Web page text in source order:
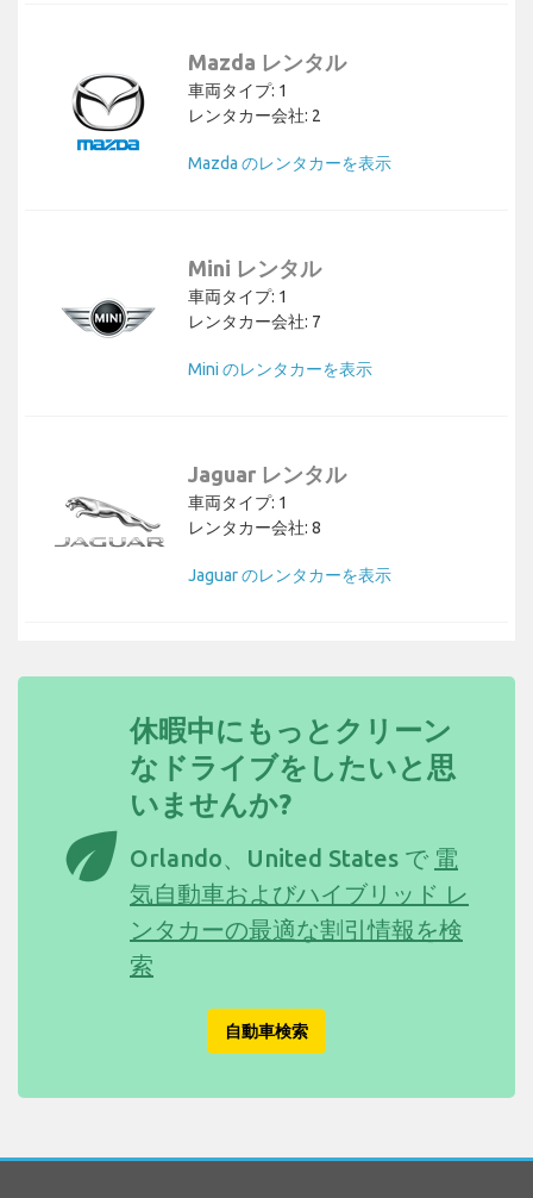
Mazda レンタル
車両タイプ: 1
レンタカー会社: 2
Mazda のレンタカーを表示
Mini レンタル
車両タイプ: 1
レンタカー会社: 7
Mini のレンタカーを表示
Jaguar レンタル
車両タイプ: 1
レンタカー会社: 8
Jaguar のレンタカーを表示
eco
休暇中にもっとクリーン
なドライブをしたいと思
いませんか?
Orlando、United States で 電
気自動車およびハイブリッド レ
ンタカーの最適な割引情報を検
索
自動車検索